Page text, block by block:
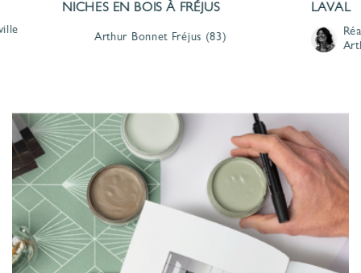
NICHES EN BOIS À FRÉJUS
Arthur Bonnet Fréjus (83)
LAVAL